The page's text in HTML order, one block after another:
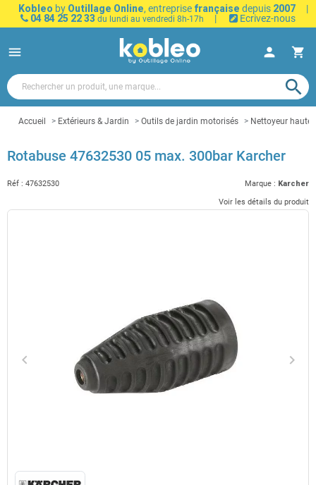
Kobleo by Outillage Online, entreprise française depuis 2007
|
04 84 25 22 33 du lundi au vendredi 8h-17h | Ecrivez-nous
menu person shopping_cart
search
Accueil Extérieurs & Jardin Outils de jardin motorisés Nettoyeur haute
Rotabuse 47632530 05 max. 300bar Karcher
Réf : 47632530 Marque : Karcher
Voir les détails du produit
Précédent
keyboard_arrow_left keyboard_arrow_right